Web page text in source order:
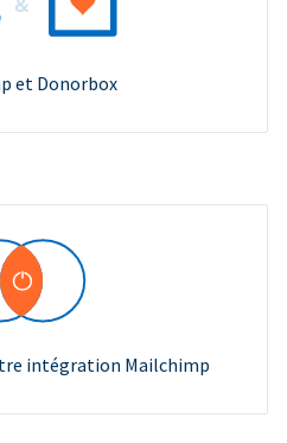
et Donorbox
intégration Mailchimp